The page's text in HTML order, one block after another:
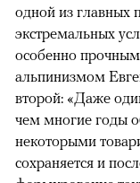
одной из главных
экстремальных
особенно
альпинизмом
второй: «Даже
чем многие годы
некоторыми
сохраняется и